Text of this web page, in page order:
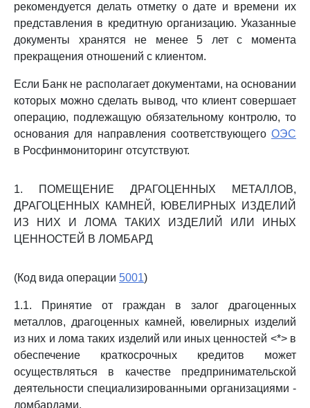
рекомендуется делать отметку о дате и времени их
представления в кредитную организацию. Указанные
документы хранятся не менее 5 лет с момента
прекращения отношений с клиентом.
Если Банк не располагает документами, на основании
которых можно сделать вывод, что клиент совершает
операцию, подлежащую обязательному контролю, то
основания для направления соответствующего ОЭС
в Росфинмониторинг отсутствуют.
1. ПОМЕЩЕНИЕ ДРАГОЦЕННЫХ МЕТАЛЛОВ,
ДРАГОЦЕННЫХ КАМНЕЙ, ЮВЕЛИРНЫХ ИЗДЕЛИЙ
ИЗ НИХ И ЛОМА ТАКИХ ИЗДЕЛИЙ ИЛИ ИНЫХ
ЦЕННОСТЕЙ В ЛОМБАРД
(Код вида операции 5001)
1.1. Принятие от граждан в залог драгоценных
металлов, драгоценных камней, ювелирных изделий
из них и лома таких изделий или иных ценностей <*> в
обеспечение краткосрочных кредитов может
осуществляться в качестве предпринимательской
деятельности специализированными организациями -
ломбардами.